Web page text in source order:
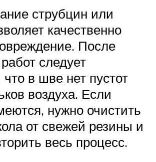
струбцин или
качественно
После
следует
что в шве нет пустот
воздуха. Если
нужно очистить
от свежей резины и
весь процесс.